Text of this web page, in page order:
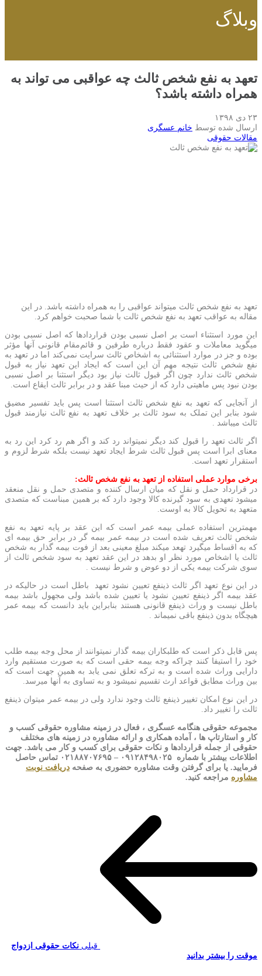
وبلاگ
تعهد به نفع شخص ثالث چه عواقبی می تواند به
همراه داشته باشد؟
۲۳ دی ۱۳۹۸
ارسال شده توسط خانم عسگری
مقالات حقوقی
تعهد به نفع شخص ثالث میتواند عواقبی را به همراه داشته باشد. در این
مقاله به عواقب تعهد به نفع شخص ثالت با شما صحبت خواهم کرد.
این مورد استثناء است بر اصل نسبی بودن قراردادها که اصل نسبی بودن
میگوید معاملات و عقود فقط درباره طرفین و قائم‌مقام قانونی آنها مؤثر
بوده و جز در موارد استثنائی به اشخاص ثالث سرایت نمی‌کند اما در تعهد به
نفع شخص ثالث نتیجه مهم آن این است که ایجاد این تعهد نیاز به قبول
شخص ثالث ندارد چون اگر قبول ثالث نیاز بود دیگر استثنا بر اصل نسبی
بودن نبود پس ماهیتی دارد که از حیث مبنا عقد و در برابر ثالث ایقاع است.
از آنجایی که تعهد به نفع شخص ثالث استثنا است پس باید تفسیر مضیق
شود بنابر این تملک به سود ثالث بر خلاف تعهد به نفع ثالث نیازمند قبول
ثالث میباشد .
اگر ثالث تعهد را قبول کند دیگر نمیتواند رد کند و اگر هم رد کرد این رد به
معنای ابرا است پس قبول ثالث شرط ایجاد تعهد نیست بلکه شرط لزوم و
استقرار تعهد است.
برخی موارد عملی استفاده از تعهد به نفع شخص ثالث:
در قرارداد حمل و نقل که میان ارسال کننده و متصدی حمل و نقل منعقد
میشود تعهدی به سود گیرنده کالا وجود دارد که بر همین مبناست که متصدی
متعهد به تحویل کالا به اوست.
مهمترین استفاده عملی بیمه عمر است که این عقد بر پایه تعهد به نفع
شخص ثالث تعریف شده است در بیمه عمر بیمه گر در برابر حق بیمه ای
که به اقساط میگیرد تهعد میکند مبلغ معینی بعد از فوت بیمه گذار به شخص
ثالث یا اشخاص مورد نظر او بدهد در این عقد تعهد به سود شخص ثالث از
سوی شرکت بیمه یکی از دو عوض و شرط نیست .
در این نوع تعهد اگر ثالث ذینفع تعیین نشود تعهد باطل است در حالیکه در
عقد بیمه اگر ذینفع تعیین نشود یا تعیین شده باشد ولی مجهول باشد بیمه
باطل نیست و وراث ذینفع قانونی هستند بنابراین باید دانست که بیمه عمر
هیچگاه بدون ذینفع باقی نمیماند .
پس قابل ذکر است که طلبکاران بیمه گذار نمیتوانند از محل وجه بیمه طلب
خود را استیفا کنند چراکه وجه بیمه حقی است که به صورت مستقیم وارد
دارایی وراث شده است و به ترکه تعلق نمی یابد به همین جهت است که
بین وراث مطابق قواعد ارث تقسیم نمیشود و به تساوی به آنها میرسد.
در این نوع امکان تغییر ذینفع ثالث وجود ندارد ولی در بیمه عمر میتوان ذینفع
ثالث را تغییر داد.
مجموعه حقوقی هنگامه عسگری ، فعال در زمینه مشاوره حقوقی کسب و
کار و استارتاپ ها ، آماده همکاری و ارائه مشاوره در زمینه های مختلف
حقوقی از جمله قراردادها و نکات حقوقی برای کسب و کار می باشد. جهت
اطلاعات بیشتر با شماره ۰۹۱۲۸۴۹۸۰۲۵ – ۰۲۱۸۸۷۰۷۶۹۵ تماس حاصل
فرمایید. یا برای گرفتن وقت مشاوره حضوری به صفحه دریافت نوبت
مشاوره مراجعه کنید.
قبلی نکات حقوقی ازدواج
موقت را بیشتر بدانید